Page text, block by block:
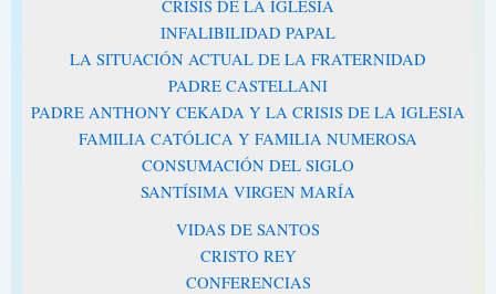
CRISIS DE LA IGLESIA
INFALIBILIDAD PAPAL
LA SITUACIÓN ACTUAL DE LA FRATERNIDAD
PADRE CASTELLANI
PADRE ANTHONY CEKADA Y LA CRISIS DE LA IGLESIA
FAMILIA CATÓLICA Y FAMILIA NUMEROSA
CONSUMACIÓN DEL SIGLO
SANTÍSIMA VIRGEN MARÍA
VIDAS DE SANTOS
CRISTO REY
CONFERENCIAS